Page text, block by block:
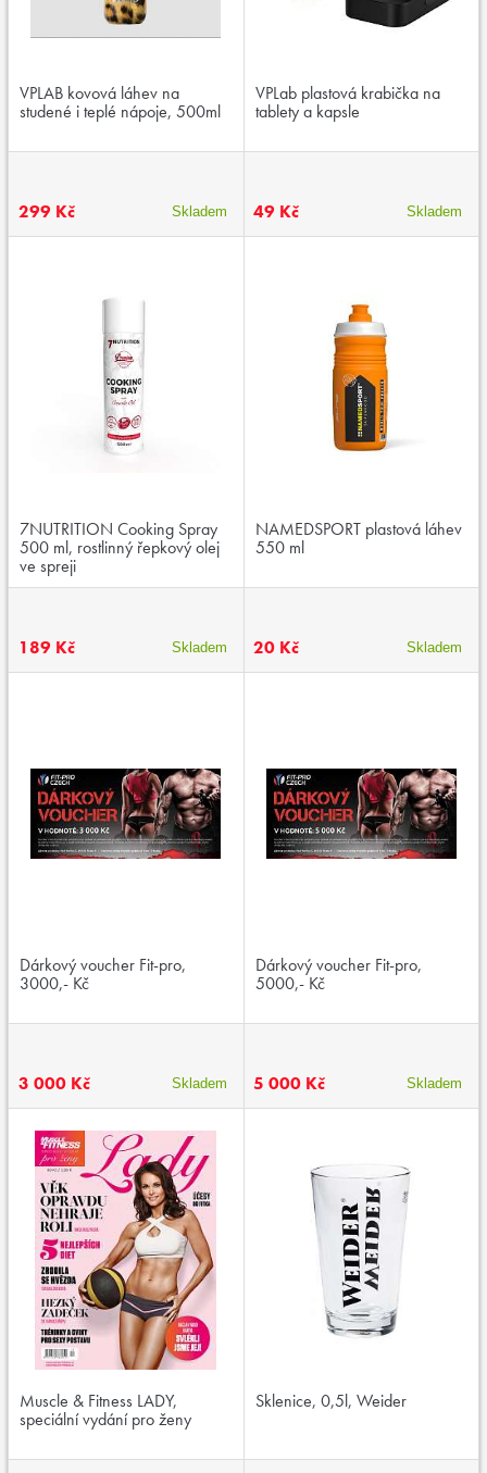
VPLAB kovová láhev na
studené i teplé nápoje, 500ml
299 Kč Skladem
VPLab plastová krabička na
tablety a kapsle
49 Kč Skladem
7NUTRITION Cooking Spray
500 ml, rostlinný řepkový olej
ve spreji
189 Kč Skladem
NAMEDSPORT plastová láhev
550 ml
20 Kč Skladem
Dárkový voucher Fit-pro,
3000,- Kč
3 000 Kč Skladem
Dárkový voucher Fit-pro,
5000,- Kč
5 000 Kč Skladem
Muscle & Fitness LADY,
speciální vydání pro ženy
Sklenice, 0,5l, Weider